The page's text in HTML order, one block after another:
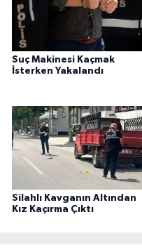
Suç Makinesi Kaçmak
İsterken Yakalandı
Silahlı Kavganın Altından
Kız Kaçırma Çıktı